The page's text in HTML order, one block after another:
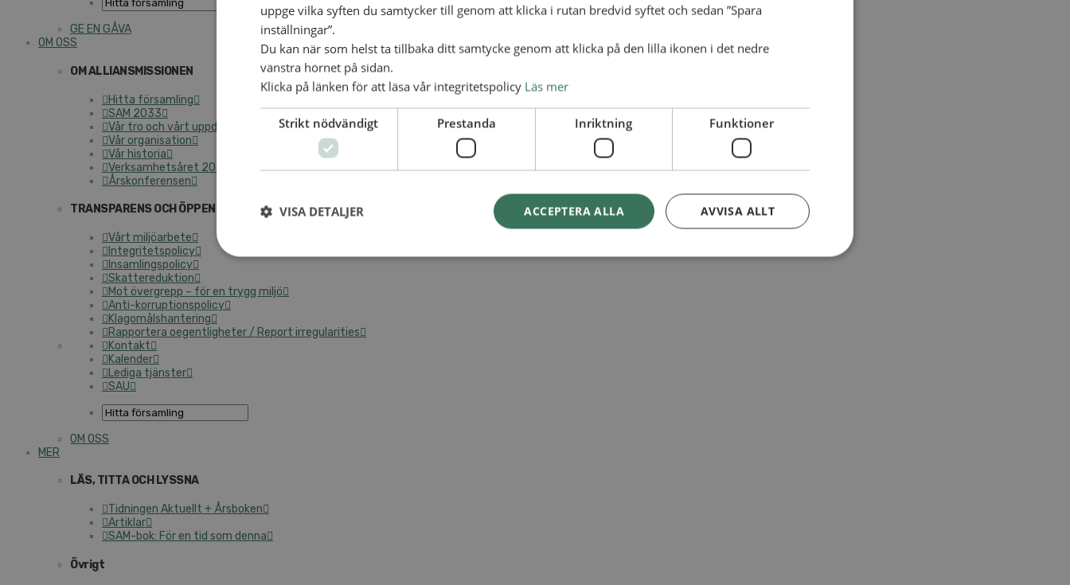
GE EN GÅVA
OM OSS
OM ALLIANSMISSIONEN
Hitta församling
SAM 2033
Vår tro och vårt uppdrag
Vår organisation
Vår historia
Verksamhetsåret 2025
Årskonferensen
TRANSPARENS OCH ÖPPENHET
Vårt miljöarbete
Integritetspolicy
Insamlingspolicy
Skattereduktion
Mot övergrepp – för en trygg miljö
Anti-korruptionspolicy
Klagomålshantering
Rapportera oegentligheter / Report irregularities
Kontakt
Kalender
Lediga tjänster
SAU
OM OSS
MER
LÄS, TITTA OCH LYSSNA
Tidningen Aktuellt + Årsboken
Artiklar
SAM-bok: För en tid som denna
Övrigt
uppge vilka syften du samtycker till genom att klicka i rutan bredvid syftet och sedan ”Spara
inställningar”.
Du kan när som helst ta tillbaka ditt samtycke genom att klicka på den lilla ikonen i det nedre
vänstra hörnet på sidan.
Klicka på länken för att läsa vår integritetspolicy Läs mer
Strikt nödvändigt Prestanda Inriktning Funktioner
ACCEPTERA ALLA AVVISA ALLT
VISA DETALJER